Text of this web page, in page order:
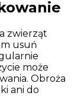
zwierząt
usuń
może
Obroża
ani do